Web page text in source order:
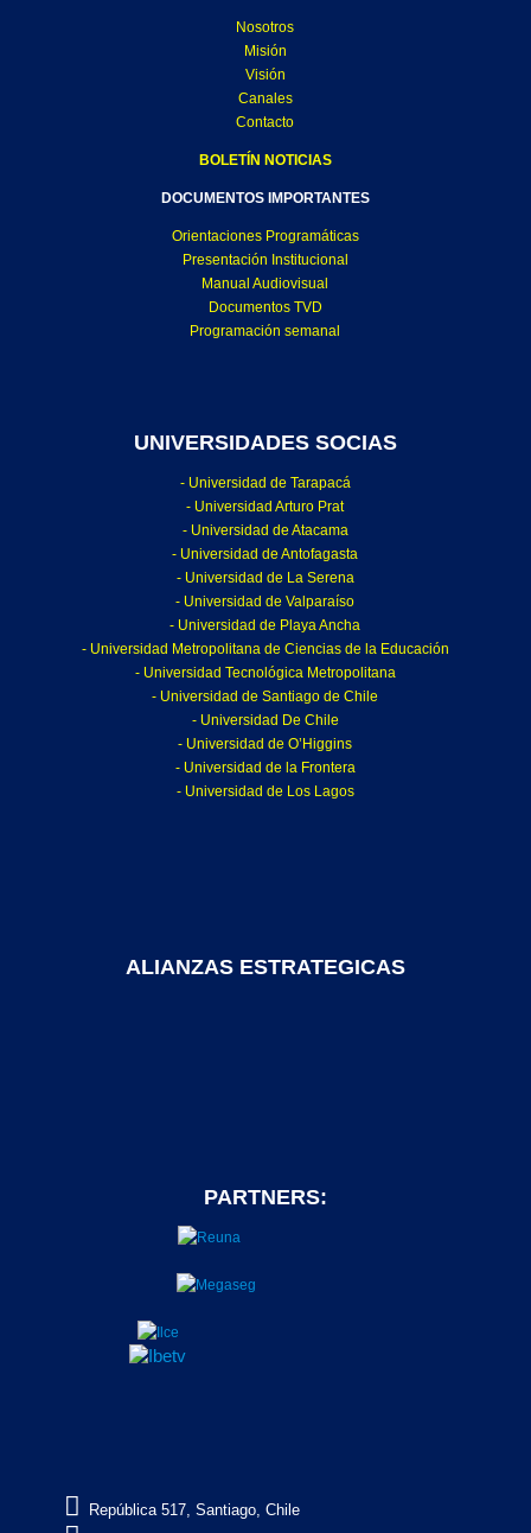
Nosotros
Misión
Visión
Canales
Contacto
BOLETÍN NOTICIAS
DOCUMENTOS IMPORTANTES
Orientaciones Programáticas
Presentación Institucional
Manual Audiovisual
Documentos TVD
Programación semanal
UNIVERSIDADES SOCIAS
- Universidad de Tarapacá
- Universidad Arturo Prat
- Universidad de Atacama
- Universidad de Antofagasta
- Universidad de La Serena
- Universidad de Valparaíso
- Universidad de Playa Ancha
- Universidad Metropolitana de Ciencias de la Educación
- Universidad Tecnológica Metropolitana
- Universidad de Santiago de Chile
- Universidad De Chile
- Universidad de O’Higgins
- Universidad de la Frontera
- Universidad de Los Lagos
ALIANZAS ESTRATEGICAS
PARTNERS:
 República 517, Santiago, Chile